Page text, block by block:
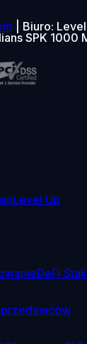
| Biuro:
SPK 1000
Level Up
DeFi